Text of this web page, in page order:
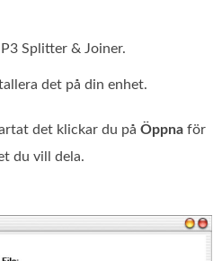
Splitter & Joiner.
det på din enhet.
det klickar du påÖppna för
du vill dela.